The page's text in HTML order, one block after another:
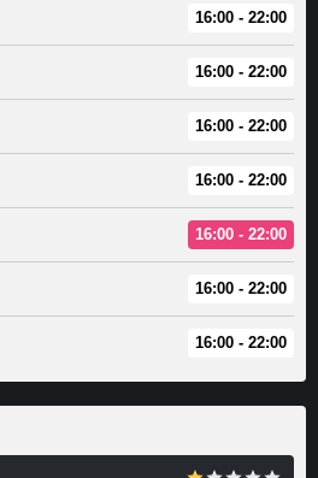
16:00 - 22:00
16:00 - 22:00
16:00 - 22:00
16:00 - 22:00
16:00 - 22:00
16:00 - 22:00
16:00 - 22:00